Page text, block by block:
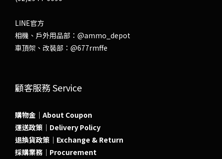
LINE官方
相機、戶外用品部： @ammo_depot
車頂架、改裝部： @677rmffe
顧客服務 Service
購物金｜About Coupon
運送政策｜Delivery Policy
退換貨政策｜Exchange & Return
採購業務｜Procurement